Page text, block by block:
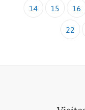
14 15 16
22